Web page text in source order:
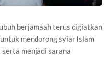
berjamaah terus digiatkan
mendorong syiar Islam
menjadi sarana